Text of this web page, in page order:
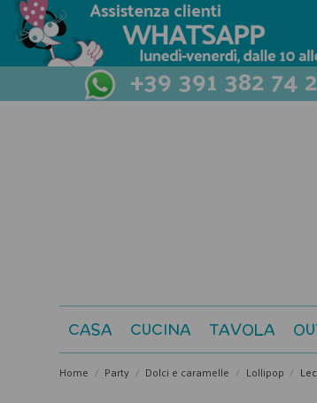
+39 391 382 74
CASA CUCINA TAVOLA
Home Party Dolci e caramelle Lollipop